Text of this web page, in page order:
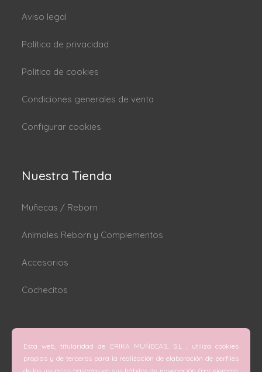
Aviso legal
Política de privacidad
Politica de cookies
Condiciones generales de venta
Configurar cookies
Nuestra Tienda
Muñecas / Reborn
Animales Reborn y Complementos
Accesorios
Cochecitos
Esta web, titularidad de ERIKA MUÑECAS, S.L , utiliza cookies
propias y de terceros para la realización de elaboración de perfiles